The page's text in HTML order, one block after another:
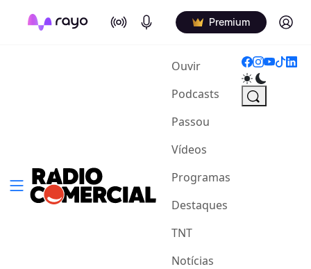
On Air Podcasts Premium Log in
Ouvir(current)
Podcasts
Passou
Vídeos
Programas
Destaques
TNT
Notícias